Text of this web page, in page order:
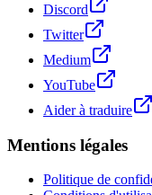
Discord
Twitter
Medium
YouTube
Aider à traduire
Mentions légales
Politique de